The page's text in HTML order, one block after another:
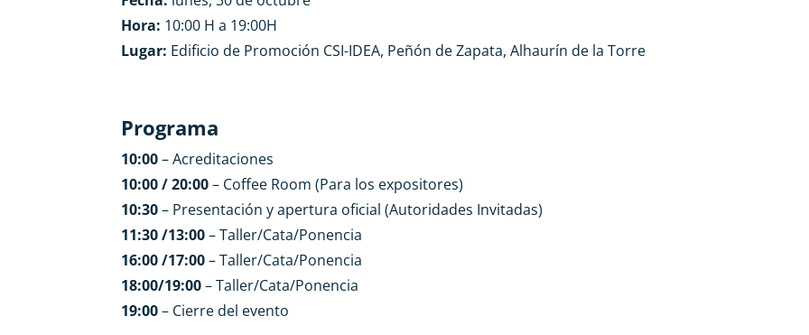
Hora: 10:00 H a 19:00H
Lugar: Edificio de Promoción CSI-IDEA, Peñón de Zapata, Alhaurín de la Torre
Programa
10:00– Acreditaciones
10:00 / 20:00– Coffee Room (Para los expositores)
10:30– Presentación y apertura oficial (Autoridades Invitadas)
11:30 /13:00– Taller/Cata/Ponencia
16:00 /17:00– Taller/Cata/Ponencia
18:00/19:00– Taller/Cata/Ponencia
19:00– Cierre del evento